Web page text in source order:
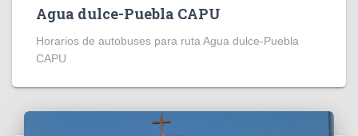
Agua dulce-Puebla CAPU
Horarios de autobuses para ruta Agua dulce-Puebla
CAPU